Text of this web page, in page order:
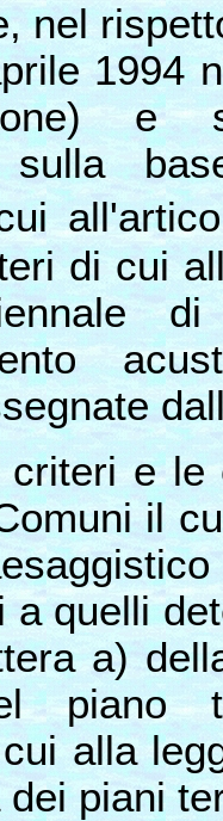
nel
1994
e
sulla
di cui
e le
il
a quelli
a)
piano
alla
piani